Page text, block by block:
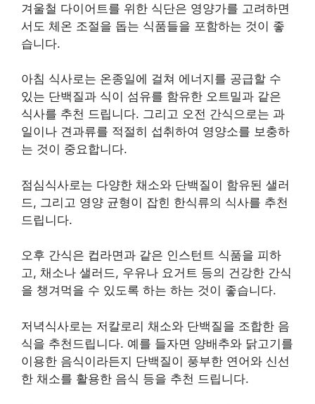
겨울철 다이어트를 위한 식단은 영양가를 고려하면
서도 체온 조절을 돕는 식품들을 포함하는 것이 좋
습니다.
아침 식사로는 온종일에 걸쳐 에너지를 공급할 수
있는 단백질과 식이 섬유를 함유한 오트밀과 같은
식사를 추천 드립니다. 그리고 오전 간식으로는 과
일이나 견과류를 적절히 섭취하여 영양소를 보충하
는 것이 중요합니다.
점심식사로는 다양한 채소와 단백질이 함유된 샐러
드, 그리고 영양 균형이 잡힌 한식류의 식사를 추천
드립니다.
오후 간식은 컵라면과 같은 인스턴트 식품을 피하
고, 채소나 샐러드, 우유나 요거트 등의 건강한 간식
을 챙겨먹을 수 있도록 하는 하는 것이 좋습니다.
저녁식사로는 저칼로리 채소와 단백질을 조합한 음
식을 추천드립니다. 예를 들자면 양배추와 닭고기를
이용한 음식이라든지 단백질이 풍부한 연어와 신선
한 채소를 활용한 음식 등을 추천 드립니다.